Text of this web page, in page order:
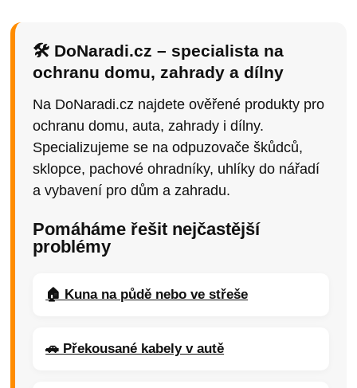
🛠️ DoNaradi.cz – specialista na
ochranu domu, zahrady a dílny
Na DoNaradi.cz najdete ověřené produkty pro
ochranu domu, auta, zahrady i dílny.
Specializujeme se na odpuzovače škůdců,
sklopce, pachové ohradníky, uhlíky do nářadí
a vybavení pro dům a zahradu.
Pomáháme řešit nejčastější
problémy
🏠 Kuna na půdě nebo ve střeše
🚗 Překousané kabely v autě